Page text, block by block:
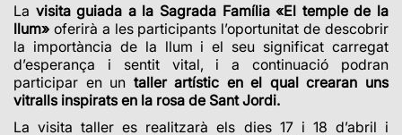
La visita guiada a la Sagrada Família «El temple de la
llum» oferirà a les participants l’oportunitat de descobrir
la importància de la llum i el seu significat carregat
d’esperança i sentit vital, i a continuació podran
participar en un taller artístic en el qual crearan uns
vitralls inspirats en la rosa de Sant Jordi.
La visita taller es realitzarà els dies 17 i 18 d’abril i